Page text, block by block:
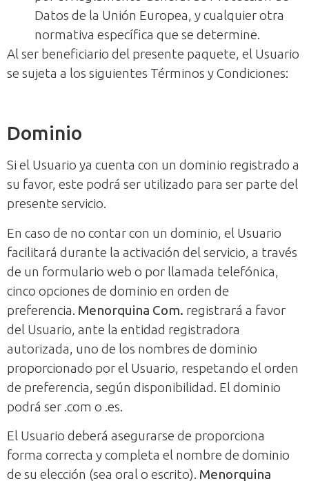
Datos de la Unión Europea, y cualquier otra
normativa específica que se determine.
Al ser beneficiario del presente paquete, el Usuario
se sujeta a los siguientes Términos y Condiciones:
Dominio
Si el Usuario ya cuenta con un dominio registrado a
su favor, este podrá ser utilizado para ser parte del
presente servicio.
En caso de no contar con un dominio, el Usuario
facilitará durante la activación del servicio, a través
de un formulario web o por llamada telefónica,
cinco opciones de dominio en orden de
preferencia. Menorquina Com. registrará a favor
del Usuario, ante la entidad registradora
autorizada, uno de los nombres de dominio
proporcionado por el Usuario, respetando el orden
de preferencia, según disponibilidad. El dominio
podrá ser .com o .es.
El Usuario deberá asegurarse de proporciona
forma correcta y completa el nombre de dominio
de su elección (sea oral o escrito). Menorquina